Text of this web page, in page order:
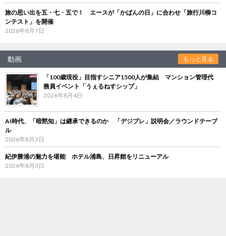
旅の思い出を五・七・五で！ エースが「かばんの日」に合わせ「旅行川柳コ
ンテスト」を開催
2026年8月7日
動画 もっと見る
「100歳現役」目指すシニア1500人が集結 マンション管理代
務員イベント「うぇるねすシップ」
2026年8月4日
AI時代、「暗黙知」は継承できるのか 「デジブレ」説明会／ラウンドテーブ
ル
2026年8月3日
紀伊勝浦の魅力を堪能 ホテル浦島、日昇館をリニューアル
2026年8月3日